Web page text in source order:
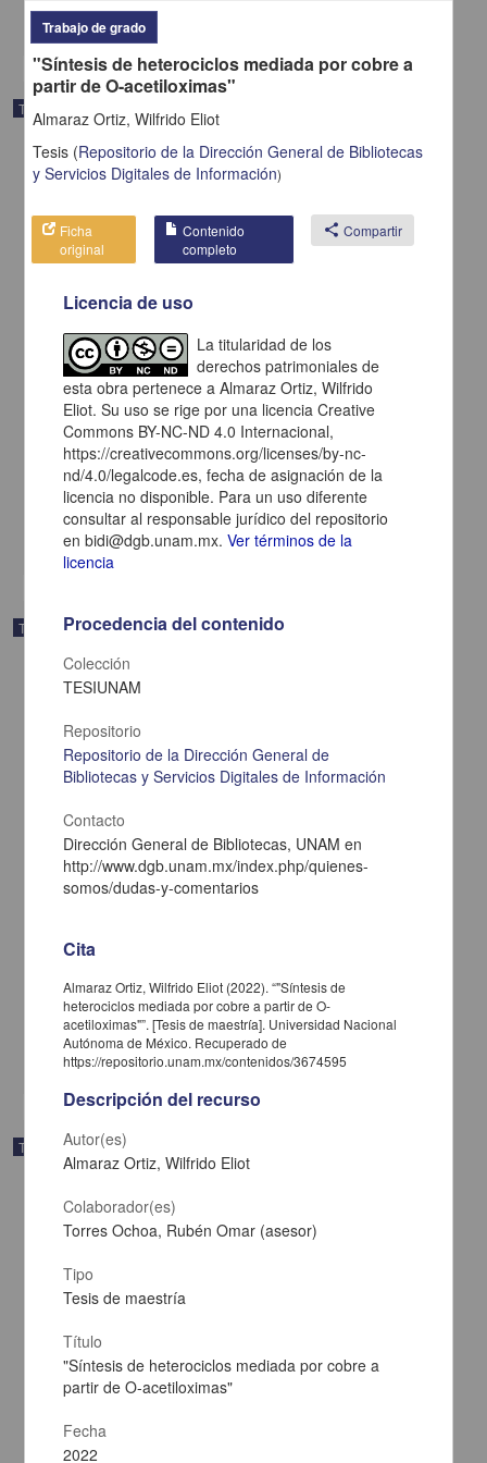
Trabajo de grado
Síntesis enantioselectiva de γ-espirolactamas fusionadas a
indanos
Rodríguez Colín, Juan Carlos
Físico Matemáticas y Ciencias de la Tierra
Trabajo de grado
Efecto de unos derivados de furanonas y pirrolidonas sobre el
Aburto Rodríguez, Nelly Araceli
Medicina y Ciencias de la Salud,Biología y Química
Trabajo de grado
Trabajo de grado
"Síntesis de heterociclos mediada por cobre a
partir de O-acetiloximas"
Almaraz Ortiz, Wilfrido Eliot
Tesis (Repositorio de la Dirección General de Bibliotecas
y Servicios Digitales de Información)
Ficha
original
Contenido
completo
share Compartir
Licencia de uso
La titularidad de los
derechos patrimoniales de
esta obra pertenece a Almaraz Ortiz, Wilfrido
Eliot. Su uso se rige por una licencia Creative
Commons BY-NC-ND 4.0 Internacional,
https://creativecommons.org/licenses/by-nc-
nd/4.0/legalcode.es, fecha de asignación de la
licencia no disponible. Para un uso diferente
consultar al responsable jurídico del repositorio
en bidi@dgb.unam.mx.Ver términos de la
licencia
Procedencia del contenido
Colección
TESIUNAM
Repositorio
Repositorio de la Dirección General de
Bibliotecas y Servicios Digitales de Información
Contacto
Dirección General de Bibliotecas, UNAM en
http://www.dgb.unam.mx/index.php/quienes-
somos/dudas-y-comentarios
Cita
Almaraz Ortiz, Wilfrido Eliot (2022). “"Síntesis de
heterociclos mediada por cobre a partir de O-
acetiloximas"”. [Tesis de maestría]. Universidad Nacional
Autónoma de México. Recuperado de
https://repositorio.unam.mx/contenidos/3674595
Descripción del recurso
Autor(es)
Almaraz Ortiz, Wilfrido Eliot
Colaborador(es)
Torres Ochoa, Rubén Omar (asesor)
Tipo
Tesis de maestría
Título
"Síntesis de heterociclos mediada por cobre a
partir de O-acetiloximas"
Fecha
2022